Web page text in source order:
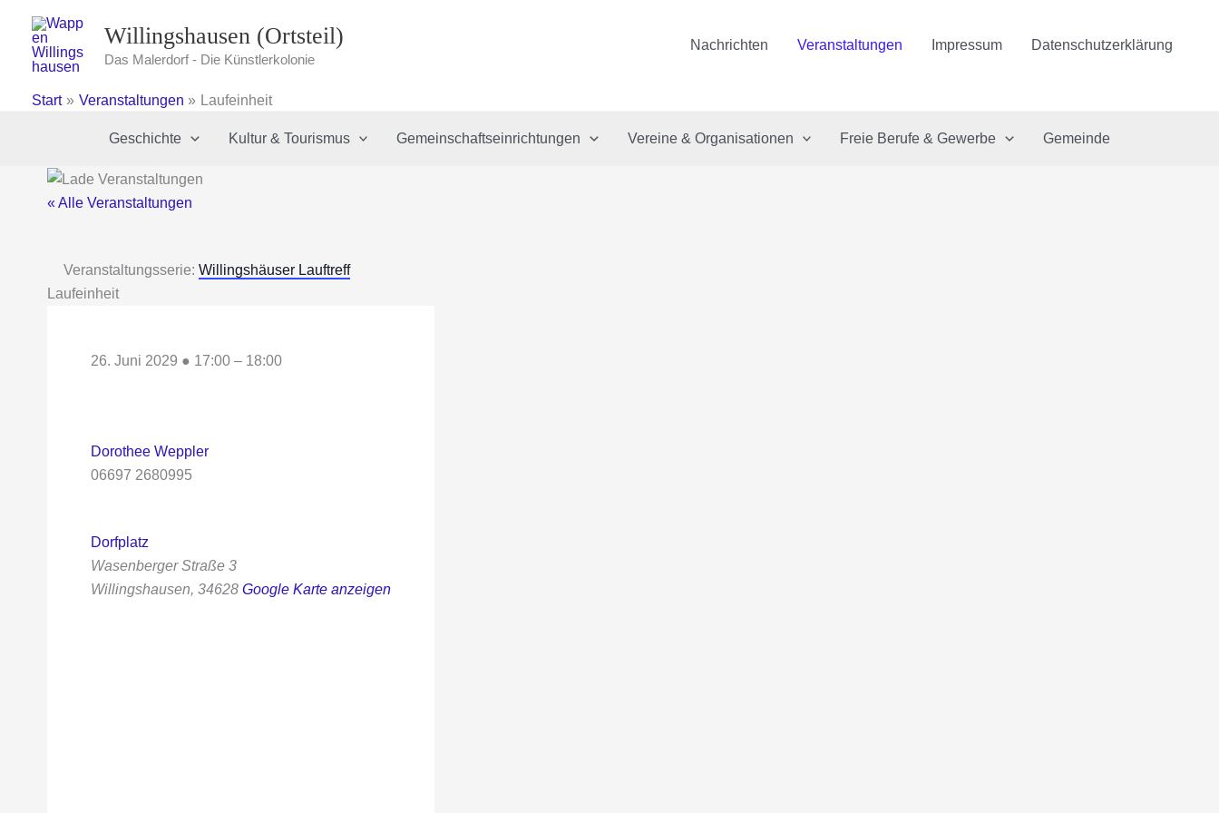
Inhalt
springen
Willingshausen (Ortsteil)
Das Malerdorf - Die Künstlerkolonie
Nachrichten Veranstaltungen Impressum Datenschutzerklärung
Start Veranstaltungen Laufeinheit
Geschichte Kultur & Tourismus Gemeinschaftseinrichtungen Vereine & Organisationen Freie Berufe & Gewerbe Gemeinde
« Alle Veranstaltungen
Veranstaltungsserie: Willingshäuser Lauftreff
Laufeinheit
26. Juni 2029 ● 17:00 – 18:00
Dorothee Weppler
06697 2680995
Dorfplatz
Wasenberger Straße 3
Willingshausen, 34628 Google Karte anzeigen